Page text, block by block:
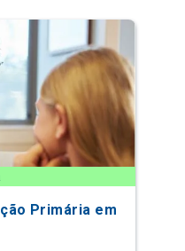
Primária em